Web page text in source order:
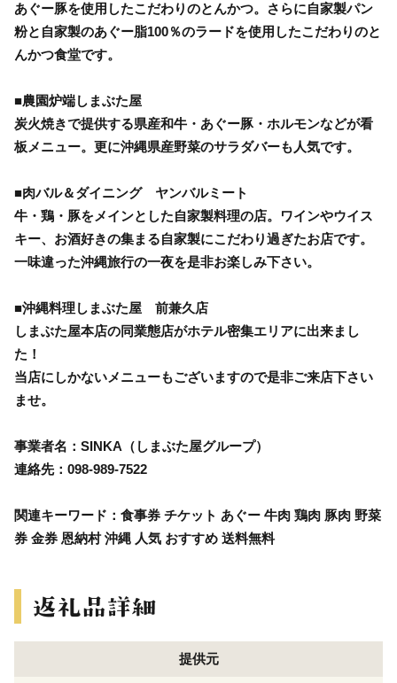
あぐー豚を使用したこだわりのとんかつ。さらに自家製パン
粉と自家製のあぐー脂100％のラードを使用したこだわりのと
んかつ食堂です。
■農園炉端しまぶた屋
炭火焼きで提供する県産和牛・あぐー豚・ホルモンなどが看
板メニュー。更に沖縄県産野菜のサラダバーも人気です。
■肉バル＆ダイニング ヤンバルミート
牛・鶏・豚をメインとした自家製料理の店。ワインやウイス
キー、お酒好きの集まる自家製にこだわり過ぎたお店です。
一味違った沖縄旅行の一夜を是非お楽しみ下さい。
■沖縄料理しまぶた屋 前兼久店
しまぶた屋本店の同業態店がホテル密集エリアに出来まし
た！
当店にしかないメニューもございますので是非ご来店下さい
ませ。
事業者名：SINKA（しまぶた屋グループ）
連絡先：098-989-7522
関連キーワード：食事券 チケット あぐー 牛肉 鶏肉 豚肉 野菜
券 金券 恩納村 沖縄 人気 おすすめ 送料無料
提供元